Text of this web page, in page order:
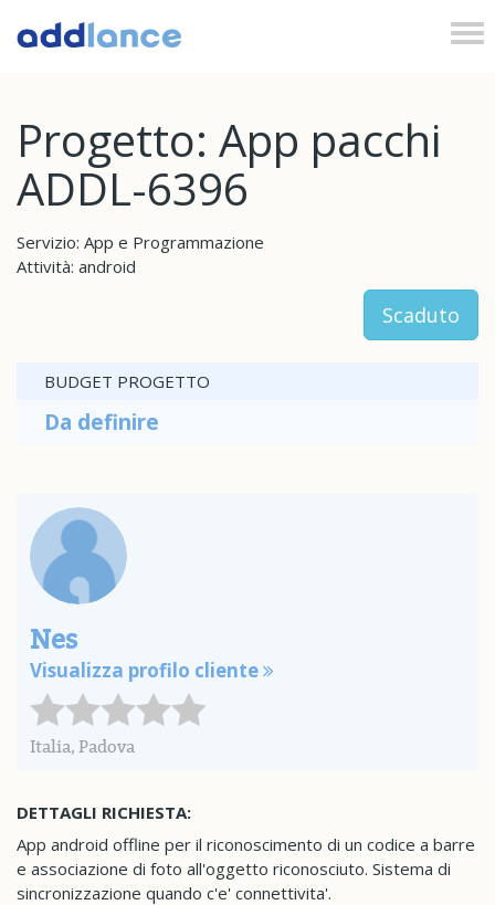
Progetto: App pacchi
ADDL-6396
Servizio: App e Programmazione
Attività: android
Scaduto
BUDGET PROGETTO
Da definire
Nes
Visualizza profilo cliente
Italia, Padova
DETTAGLI RICHIESTA:
App android offline per il riconoscimento di un codice a barre
e associazione di foto all'oggetto riconosciuto. Sistema di
sincronizzazione quando c'e' connettivita'.